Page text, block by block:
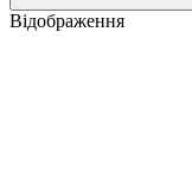
Відображення